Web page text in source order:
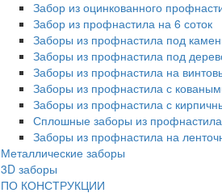
Забор из оцинкованного
Забор из профнастила на 6 соток
Заборы из профнастила под
Заборы из профнастила под
Заборы из профнастила на
Заборы из профнастила с
Заборы из профнастила с
Сплошные заборы из профнастила
Заборы из профнастила на
Металлические заборы
3D заборы
ПО КОНСТРУКЦИИ